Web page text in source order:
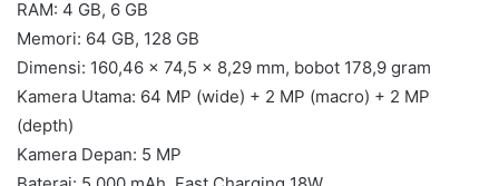
RAM: 4 GB, 6 GB
Memori: 64 GB, 128 GB
Dimensi: 160,46 x 74,5 x 8,29 mm, bobot 178,9 gram
Kamera Utama: 64 MP (wide) + 2 MP (macro) + 2 MP
(depth)
Kamera Depan: 5 MP